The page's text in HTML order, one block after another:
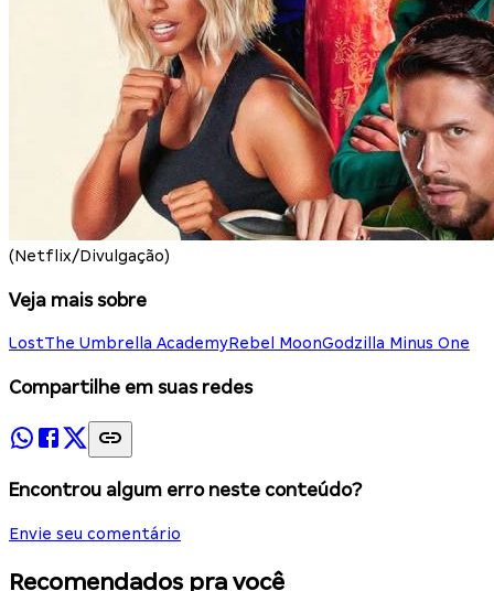
(Netflix/Divulgação)
Veja mais sobre
LostThe Umbrella AcademyRebel MoonGodzilla Minus One
Compartilhe em suas redes
Encontrou algum erro neste conteúdo?
Envie seu comentário
Recomendados pra você